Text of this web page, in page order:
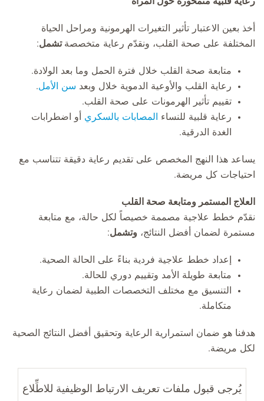
أخذ بعين الاعتبار تأثير التغيرات الهرمونية ومراحل الحياة
المختلفة على صحة القلب، ونقدّم رعاية متخصصة تشمل:
متابعة صحة القلب خلال فترة الحمل وما بعد الولادة.
رعاية القلب والأوعية الدموية خلال وبعد سن الأمل.
تقييم تأثير الهرمونات على صحة القلب.
رعاية قلبية للنساء
المصابات بالسكري أو اضطرابات
الغدة الدرقية.
يساعد هذا النهج المخصص على تقديم رعاية دقيقة تتناسب مع
احتياجات كل مريضة.
العلاج المستمر ومتابعة صحة القلب
نقدّم خطط علاجية مصممة خصيصاً لكل حالة، مع متابعة
مستمرة لضمان أفضل النتائج، وتشمل:
إعداد خطط علاجية فردية بناءً على الحالة الصحية.
متابعة طويلة الأمد وتقييم دوري للحالة.
التنسيق مع مختلف التخصصات الطبية لضمان رعاية
متكاملة.
هدفنا هو ضمان استمرارية الرعاية وتحقيق أفضل النتائج الصحية
لكل مريضة.
يُرجى قبول ملفات تعريف الارتباط الوظيفية للاطِّلاع